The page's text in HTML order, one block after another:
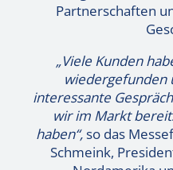
Partnerschaften
„Viele Kunden
wiedergefunden
interessante
wir im Markt
haben“,so das
Schmeink,